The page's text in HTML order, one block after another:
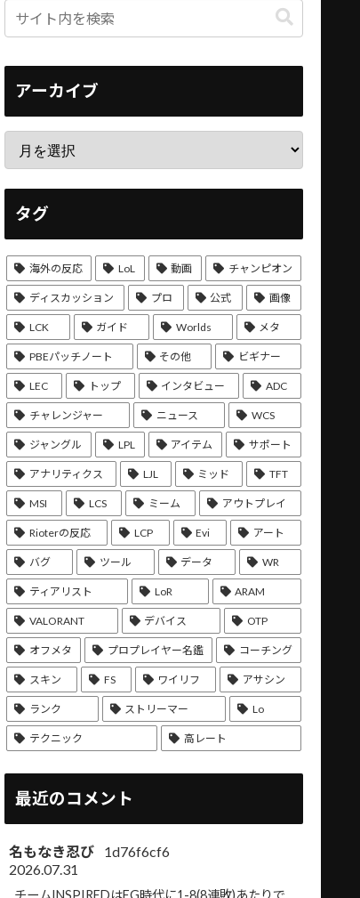
アーカイブ
タグ
海外の反応 LoL 動画 チャンピオン
ディスカッション プロ 公式 画像
LCK ガイド Worlds メタ
PBEパッチノート その他 ビギナー
LEC トップ インタビュー ADC
チャレンジャー ニュース WCS
ジャングル LPL アイテム サポート
アナリティクス LJL ミッド TFT
MSI LCS ミーム アウトプレイ
Rioterの反応 LCP Evi アート
バグ ツール データ WR
ティアリスト LoR ARAM
VALORANT デバイス OTP
オフメタ プロプレイヤー名鑑 コーチング
スキン FS ワイリフ アサシン
ランク ストリーマー Lo
テクニック 高レート
最近のコメント
名もなき忍び
1d76f6cf6
2026.07.31
チームINSPIREDはEG時代に1-8(8連敗)あたりで